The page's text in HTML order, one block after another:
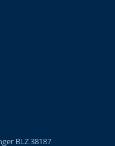
BLZ 38187